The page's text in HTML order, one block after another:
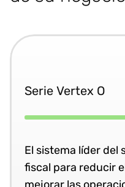
Serie Vertex O
El sistema líder del
fiscal para reducir